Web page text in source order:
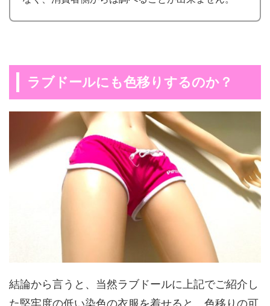
ラブドールにも色移りするのか？
結論から言うと、当然ラブドールに上記でご紹介し
た堅牢度の低い染色の衣服を着せると、色移りの可